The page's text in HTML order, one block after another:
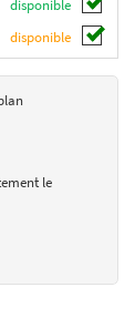
disponible
disponible
le